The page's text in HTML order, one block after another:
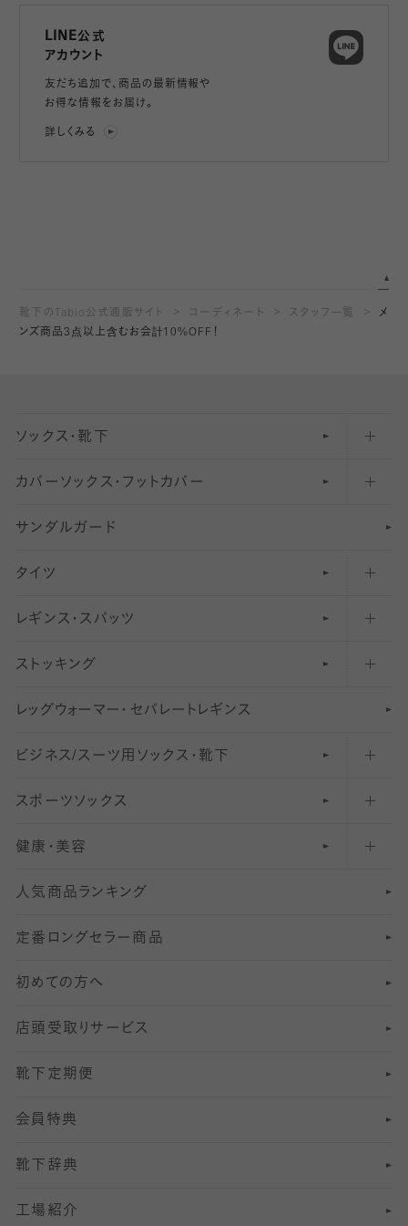
LINE公式
アカウント
友だち追加で、 商品の最新情報や
お得な情報をお届け。
詳しくみる
靴下のTabio公式通販サイト コーディネート スタッフ一覧
メ
ンズ商品3点以上含むお会計10%OFF！
ソックス・靴下
五本指ソックス・靴下
足袋ソックス・靴下
無地・プレーンソックス・靴下
柄ソックス・靴下
スニーカー（くるぶし）用ソックス
アンクル・ショートソックス（くるぶし上）
クルーソックス（ふくらはぎ下）
ハイソックス
オーバーニー・ニーハイソックス
カバーソックス・フットカバー
フットカバー・カバーソックス（深め）
フットカバー・カバーソックス（ふつう）
フットカバー・カバーソックス（浅め）
サンダルガード
タイツ
30デニール以下のタイツ（薄手タイツ）
31〜40デニールタイツ
41〜60デニールタイツ
61〜80デニールタイツ
81 〜110デニールタイツ
111〜210デニールタイツ
211デニールタイツ以上（防寒・厚手タイツ）
レギンス・スパッツ
柄レギンス
無地レギンス
レギンスパンツ（レギパン）
マタニティレギンス
5 分丈
6 分丈レギンス
7 分丈 レギンス
8 分丈 レギンス
10分丈 レギンス
12分丈レギンス
13分丈レギンス
ストッキング
伝線しにくいストッキング
ショートストッキング
結婚式用ストッキング
美脚ストッキング
オールスルーストッキング
レッ グ ウォー マー ・ セパレー ト レ ギンス
ビジネス/スーツ用 ソックス・靴下
匠シリーズ
フレッシャーズ向けソックス・靴下
冠婚葬祭向けソックス・靴下
スーツカジュアルソックス・靴下
ロングホーズ
スポーツソックス
ランニングソックス・靴下
ゴルフソックス・靴下
サッカー・フットサル用ソックス
ヨガソックス・靴下
スポーツ用レッグウォーマー
SSサイズ（21～23cm）
Sサイズ（22～25cm）
Mサイズ（25～27cm）
Lサイズ（27～29cm）
健康・美容
インナーソックス
加圧・着圧ソックス
冷えとり靴下
着圧・加圧タイツ
むくみ対策
足の疲れ対策
足の臭い対策
冷え対策
人気商品ランキング
定番ロングセラー商品
初めての方へ
店頭受取りサービス
靴下定期便
会員特典
靴下辞典
工場紹介